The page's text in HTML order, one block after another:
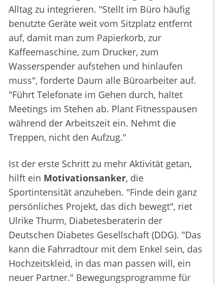
Alltag zu integrieren. "Stellt im Büro häufig
benutzte Geräte weit vom Sitzplatz entfernt
auf, damit man zum Papierkorb, zur
Kaffeemaschine, zum Drucker, zum
Wasserspender aufstehen und hinlaufen
muss", forderte Daum alle Büroarbeiter auf.
"Führt Telefonate im Gehen durch, haltet
Meetings im Stehen ab. Plant Fitnesspausen
während der Arbeitszeit ein. Nehmt die
Treppen, nicht den Aufzug."
Ist der erste Schritt zu mehr Aktivität getan,
hilft ein Motivationsanker, die
Sportintensität anzuheben. "Finde dein ganz
persönliches Projekt, das dich bewegt", riet
Ulrike Thurm, Diabetesberaterin der
Deutschen Diabetes Gesellschaft (DDG). "Das
kann die Fahrradtour mit dem Enkel sein, das
Hochzeitskleid, in das man passen will, ein
neuer Partner." Bewegungsprogramme für